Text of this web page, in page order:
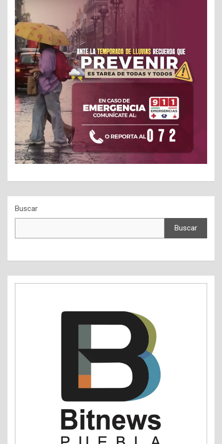
Buscar
Buscar